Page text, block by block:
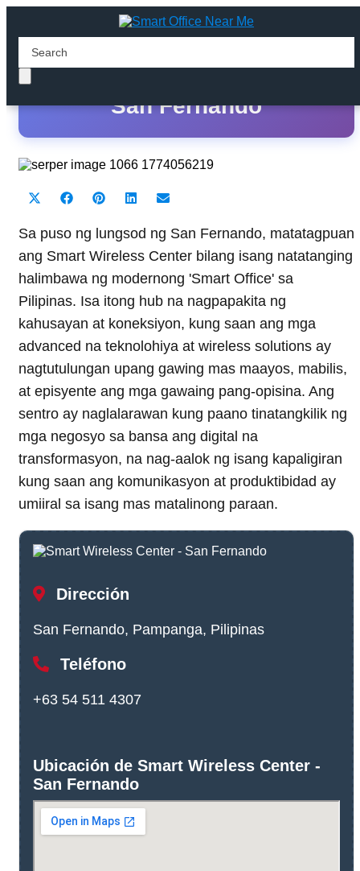
Smart Wireless Center -
San Fernando
Share
T
w
i
t
e
)
Share
c
e
b
o
Share
n
t
e
e
s
Share
n
k
e
d
I
n
Share
a
i
l
Sa puso ng lungsod ng San Fernando, matatagpuan
ang Smart Wireless Center bilang isang natatanging
halimbawa ng modernong 'Smart Office' sa
Pilipinas. Isa itong hub na nagpapakita ng
kahusayan at koneksiyon, kung saan ang mga
advanced na teknolohiya at wireless solutions ay
nagtutulungan upang gawing mas maayos, mabilis,
at episyente ang mga gawaing pang-opisina. Ang
sentro ay naglalarawan kung paano tinatangkilik ng
mga negosyo sa bansa ang digital na
transformasyon, na nag-aalok ng isang kapaligiran
kung saan ang komunikasyon at produktibidad ay
umiiral sa isang mas matalinong paraan.
Dirección
San Fernando, Pampanga, Pilipinas
Teléfono
+63 54 511 4307
Ubicación de Smart Wireless Center -
San Fernando